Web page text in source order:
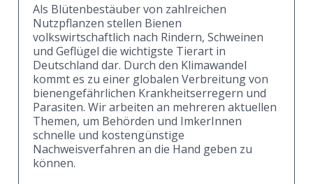
Als Blütenbestäuber von zahlreichen
Nutzpflanzen stellen Bienen
volkswirtschaftlich nach Rindern, Schweinen
und Geflügel die wichtigste Tierart in
Deutschland dar. Durch den Klimawandel
kommt es zu einer globalen Verbreitung von
bienengefährlichen Krankheitserregern und
Parasiten. Wir arbeiten an mehreren aktuellen
Themen, um Behörden und ImkerInnen
schnelle und kostengünstige
Nachweisverfahren an die Hand geben zu
können.